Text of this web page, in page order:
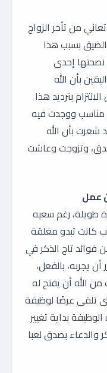
من تأخر الزواج
بسبب هذا
نصحتها إحدى
بأن الله
بترديد هذا
ووجدت فيه
بأن الله
وتزوجت وعاشت
طويلة، رغم سعيه
كانت تبدو مغلقة
تاج الذكر في
يجربه، بالفعل،
من الله أن يفتح له
تلقى عرضًا لوظيفة
بداية تغيير
والدعاء بصدق لعبا